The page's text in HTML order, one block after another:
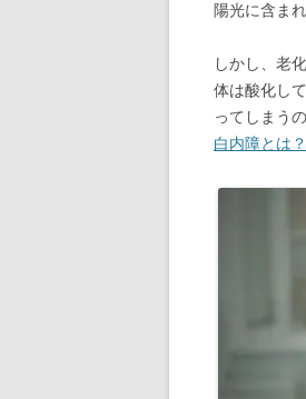
陽光に含ま
しかし、老
体は酸化し
ってしまうの
白内障とは？